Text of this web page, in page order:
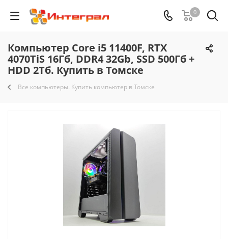
0
Компьютер Core i5 11400F, RTX
4070TiS 16Гб, DDR4 32Gb, SSD 500Гб +
HDD 2Тб. Купить в Томске
Все компьютеры. Купить компьютер в Томске